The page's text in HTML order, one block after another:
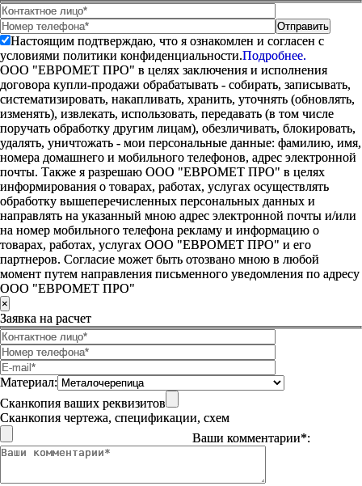
Настоящим подтверждаю, что я ознакомлен и согласен с
условиями политики конфиденциальности.Подробнее.
ООО "ЕВРОМЕТ ПРО" в целях заключения и исполнения
договора купли-продажи обрабатывать - собирать, записывать,
систематизировать, накапливать, хранить, уточнять (обновлять,
изменять), извлекать, использовать, передавать (в том числе
поручать обработку другим лицам), обезличивать, блокировать,
удалять, уничтожать - мои персональные данные: фамилию, имя,
номера домашнего и мобильного телефонов, адрес электронной
почты. Также я разрешаю ООО "ЕВРОМЕТ ПРО" в целях
информирования о товарах, работах, услугах осуществлять
обработку вышеперечисленных персональных данных и
направлять на указанный мною адрес электронной почты и/или
на номер мобильного телефона рекламу и информацию о
товарах, работах, услугах ООО "ЕВРОМЕТ ПРО" и его
партнеров. Согласие может быть отозвано мною в любой
момент путем направления письменного уведомления по адресу
ООО "ЕВРОМЕТ ПРО"
×
Заявка на расчет
Материал:
Сканкопия ваших реквизитов
Сканкопия чертежа, спецификации, схем
Ваши комментарии*: